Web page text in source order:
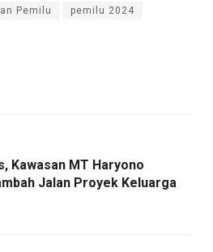
Pemilu pemilu 2024
Kawasan MT Haryono
Jalan Proyek Keluarga